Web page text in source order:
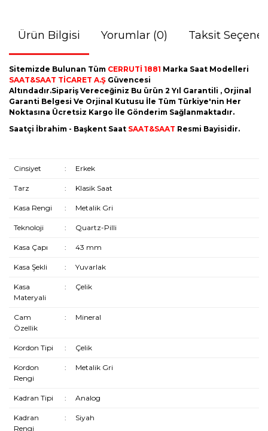
Ürün Bilgisi Yorumlar (0) Taksit
Sitemizde Bulunan Tüm CERRUTİ 1881 Marka Saat Modelleri
SAAT&SAAT TİCARET A.Ş Güvencesi
Altındadır.Sipariş Vereceğiniz Bu ürün 2 Yıl Garantili , Orjinal
Garanti Belgesi Ve Orjinal Kutusu İle Tüm Türkiye'nin Her
Noktasına Ücretsiz Kargo İle Gönderim Sağlanmaktadır.
Saatçi İbrahim - Başkent Saat SAAT&SAAT Resmi Bayisidir.
Cinsiyet : Erkek
Tarz : Klasik Saat
Kasa Rengi : Metalik Gri
Teknoloji : Quartz-Pilli
Kasa Çapı : 43 mm
Kasa Şekli : Yuvarlak
Kasa
Materyali
: Çelik
Cam
Özellik
: Mineral
Kordon Tipi : Çelik
Kordon
Rengi
: Metalik Gri
Kadran Tipi : Analog
Kadran
Rengi
: Siyah